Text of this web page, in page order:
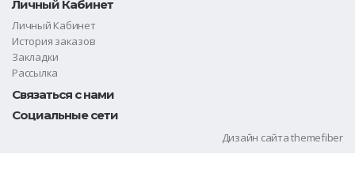
Личный Кабинет
Личный Кабинет
История заказов
Закладки
Рассылка
Связаться с нами
Социальные сети
Дизайн сайтаthemefiber